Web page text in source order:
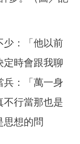
少：「他以前
定時會跟我聊
兵：「萬一身
不行當那也是
思想的問